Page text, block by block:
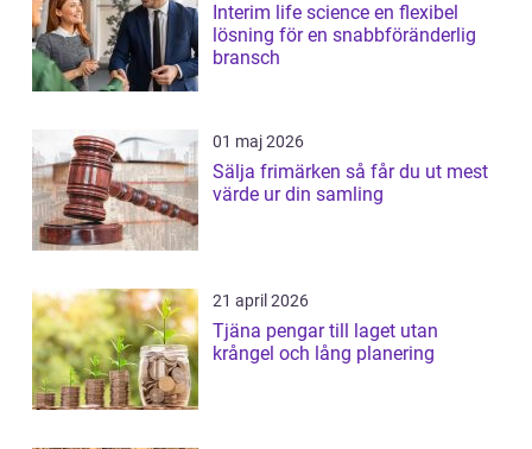
Interim life science en flexibel
lösning för en snabbföränderlig
bransch
01 maj 2026
Sälja frimärken så får du ut mest
värde ur din samling
21 april 2026
Tjäna pengar till laget utan
krångel och lång planering